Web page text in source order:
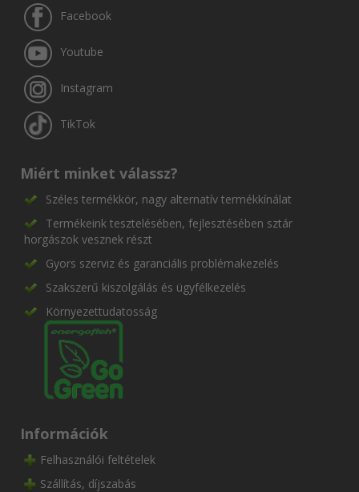
Facebook
Youtube
Instagram
TikTok
Miért minket válassz?
Széles termékkör, nagy alternatív termékkínálat
Termékeink tesztelésében, fejlesztésében sztár
horgászok vesznek részt
Gyors szerviz és garanciális problémakezelés
Szakszerű kiszolgálás és ügyfélkezelés
Környezettudatosság
Információk
Felhasználói feltételek
Szállítás, díjszabás